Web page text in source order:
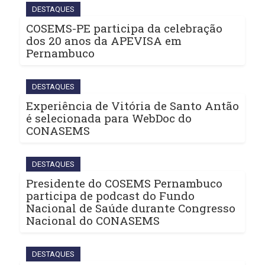
DESTAQUES
COSEMS-PE participa da celebração
dos 20 anos da APEVISA em
Pernambuco
DESTAQUES
Experiência de Vitória de Santo Antão
é selecionada para WebDoc do
CONASEMS
DESTAQUES
Presidente do COSEMS Pernambuco
participa de podcast do Fundo
Nacional de Saúde durante Congresso
Nacional do CONASEMS
DESTAQUES